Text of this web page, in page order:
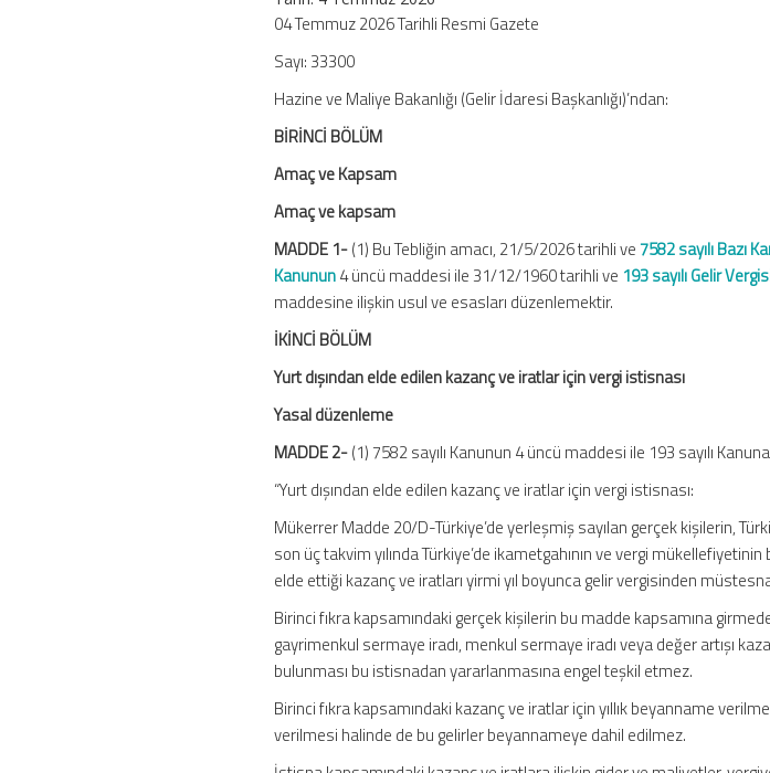
04 Temmuz 2026 Tarihli Resmi Gazete
Sayı: 33300
Hazine ve Maliye Bakanlığı (Gelir İdaresi Başkanlığı)’ndan:
BİRİNCİ BÖLÜM
Amaç ve Kapsam
Amaç ve kapsam
MADDE 1-(1) Bu Tebliğin amacı, 21/5/2026 tarihli ve7582 sayılı Bazı
Kanunun4 üncü maddesi ile 31/12/1960 tarihli ve 193 sayılı Gelir
maddesine ilişkin usul ve esasları düzenlemektir.
İKİNCİ BÖLÜM
Yurt dışından elde edilen kazanç ve iratlar için vergi istisnası
Yasal düzenleme
MADDE 2-(1) 7582 sayılı Kanunun 4 üncü maddesi ile 193 sayılı
“Yurt dışından elde edilen kazanç ve iratlar için vergi istisnası:
Mükerrer Madde 20/D-Türkiye’de yerleşmiş sayılan gerçek kişilerin,
son üç takvim yılında Türkiye’de ikametgahının ve vergi mükellefiyetinin
elde ettiği kazanç ve iratları yirmi yıl boyunca gelir vergisinden
Birinci fıkra kapsamındaki gerçek kişilerin bu madde kapsamına
gayrimenkul sermaye iradı, menkul sermaye iradı veya değer artışı
bulunması bu istisnadan yararlanmasına engel teşkil etmez.
Birinci fıkra kapsamındaki kazanç ve iratlar için yıllık beyanname
verilmesi halinde de bu gelirler beyannameye dahil edilmez.